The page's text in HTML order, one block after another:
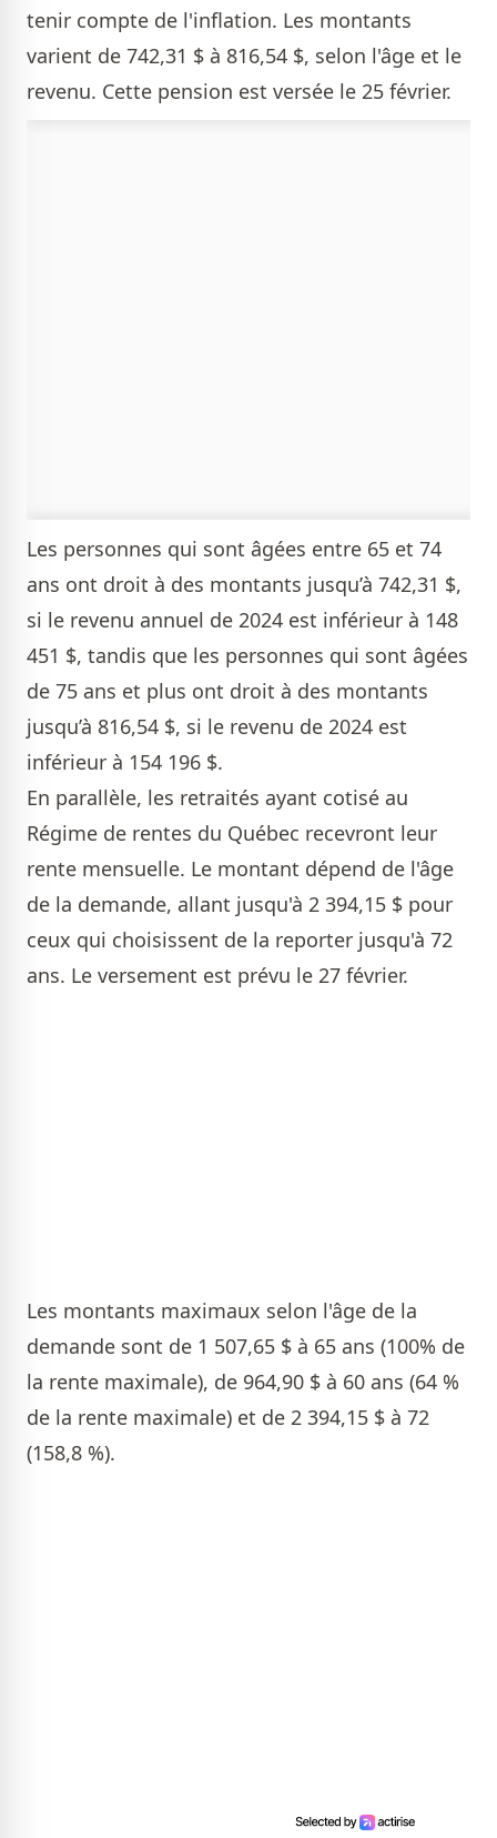
tenir compte de l'inflation. Les montants
varient de 742,31 $ à 816,54 $, selon l'âge et le
revenu. Cette pension est versée le 25 février.
Les personnes qui sont âgées entre 65 et 74
ans ont droit à des montants jusqu’à 742,31 $,
si le revenu annuel de 2024 est inférieur à 148
451 $, tandis que les personnes qui sont âgées
de 75 ans et plus ont droit à des montants
jusqu’à 816,54 $, si le revenu de 2024 est
inférieur à 154 196 $.
En parallèle, les retraités ayant cotisé au
Régime de rentes du Québec recevront leur
rente mensuelle. Le montant dépend de l'âge
de la demande, allant jusqu'à 2 394,15 $ pour
ceux qui choisissent de la reporter jusqu'à 72
ans. Le versement est prévu le 27 février.
Les montants maximaux selon l'âge de la
demande sont de 1 507,65 $ à 65 ans (100% de
la rente maximale), de 964,90 $ à 60 ans (64 %
de la rente maximale) et de 2 394,15 $ à 72
(158,8 %).